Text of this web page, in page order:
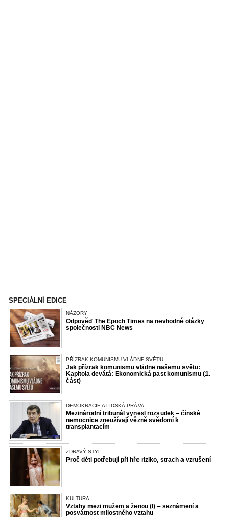
SPECIÁLNÍ EDICE
NÁZORY
Odpověď The Epoch Times na nevhodné otázky
společnosti NBC News
PŘÍZRAK KOMUNISMU VLÁDNE SVĚTU
Jak přízrak komunismu vládne našemu světu:
Kapitola devátá: Ekonomická past komunismu (1.
část)
DEMOKRACIE A LIDSKÁ PRÁVA
Mezinárodní tribunál vynesl rozsudek – čínské
nemocnice zneužívají vězně svědomí k
transplantacím
ZDRAVÝ STYL
Proč děti potřebují při hře riziko, strach a vzrušení
KULTURA
Vztahy mezi mužem a ženou (I) – seznámení a
posvátnost milostného vztahu